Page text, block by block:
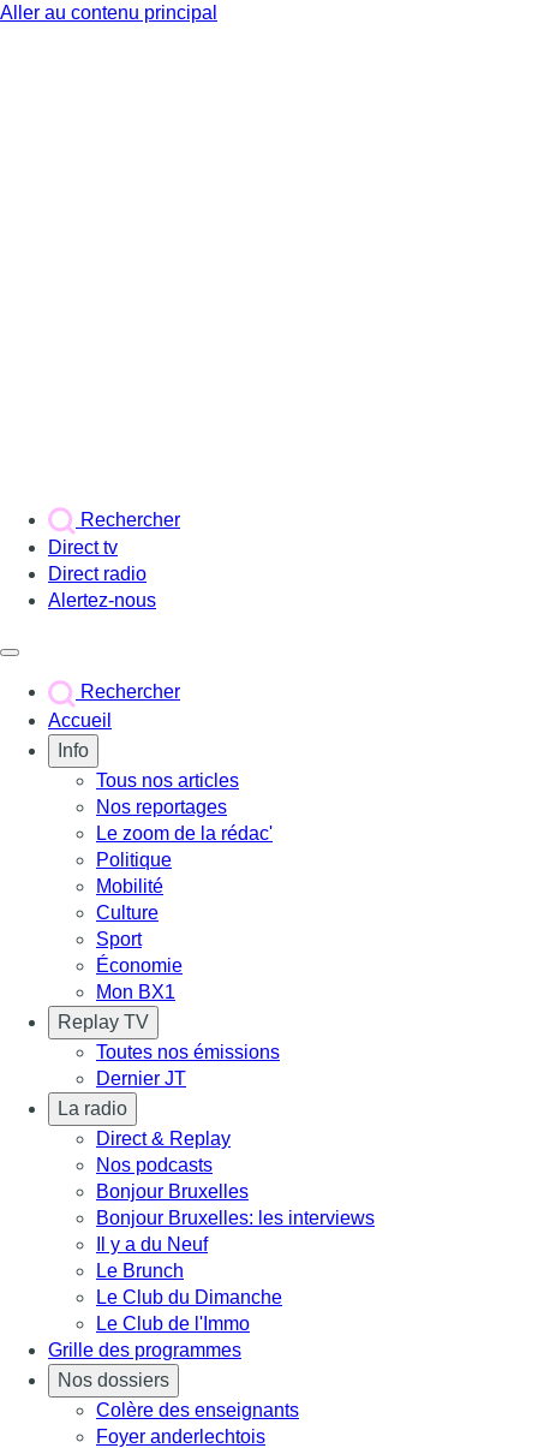
Aller au contenu principal
Rechercher
Direct tv
Direct radio
Alertez-nous
Rechercher
Accueil
Info
Tous nos articles
Nos reportages
Le zoom de la rédac'
Politique
Mobilité
Culture
Sport
Économie
Mon BX1
Replay TV
Toutes nos émissions
Dernier JT
La radio
Direct & Replay
Nos podcasts
Bonjour Bruxelles
Bonjour Bruxelles: les interviews
Il y a du Neuf
Le Brunch
Le Club du Dimanche
Le Club de l'Immo
Grille des programmes
Nos dossiers
Colère des enseignants
Foyer anderlechtois